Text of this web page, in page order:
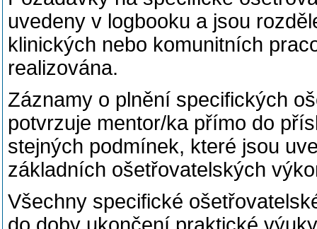
uvedeny v logbooku a jsou
klinických nebo komunitních
realizována.
Záznamy o plnění specifických
potvrzuje mentor/ka přímo do
stejných podmínek, které jsou
základních ošetřovatelských
Všechny specifické